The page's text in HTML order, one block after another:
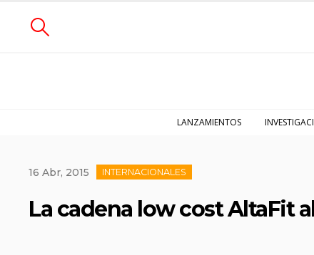
LANZAMIENTOS
16 Abr, 2015 INTERNACIONALES
La cadena low cost AltaFit